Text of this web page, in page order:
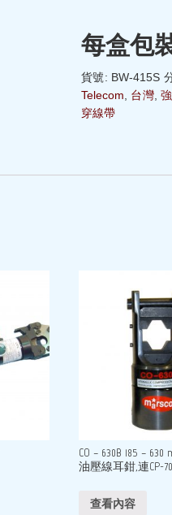
每盒包
貨號: BW-415S
Telecom
台灣 ,
穿線帶
CO – 630B 185 –
油壓線耳鉗,連CP-
查看內容